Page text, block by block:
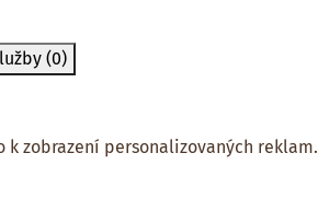
(0)
zobrazení personalizovaných reklam.